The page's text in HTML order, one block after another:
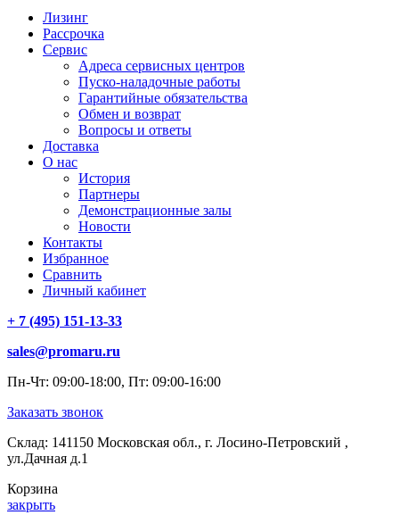
Лизинг
Рассрочка
Сервис
Адреса сервисных центров
Пуско-наладочные работы
Гарантийные обязательства
Обмен и возврат
Вопросы и ответы
Доставка
О нас
История
Партнеры
Демонстрационные залы
Новости
Контакты
Избранное
Сравнить
Личный кабинет
+ 7 (495) 151-13-33
sales@promaru.ru
Пн-Чт: 09:00-18:00, Пт: 09:00-16:00
Заказать звонок
Склад: 141150 Московская обл., г. Лосино-Петровский ,
ул.Дачная д.1
Корзина
закрыть